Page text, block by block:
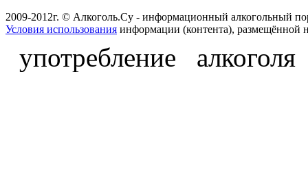
2009-2012г. © Алкоголь.Су - информационный алкогольный
Условия использования информации (контента), размещённой
употребление